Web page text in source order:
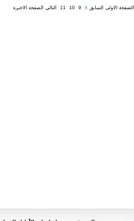
الصفحة الاولى السابق 8
9
10
11 التالي الصفحة الاخيرة